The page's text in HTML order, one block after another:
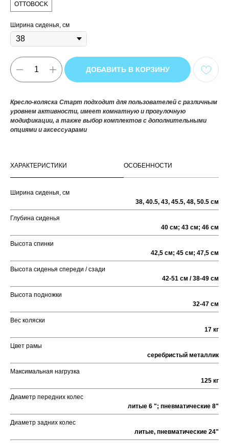
OTTOBOCK
Ширина сиденья, см
ДОБАВИТЬ В КОРЗИНУ
Кресло-коляска Старт подходит для пользователей с различным
уровнем активности, имеет комнатную и прогулочную
модификации, а также выбор комплектов с дополнительными
опциями и аксессуарами
ХАРАКТЕРИСТИКИ ОСОБЕННОСТИ
Ширина сиденья, см
38, 40.5, 43, 45.5, 48, 50.5 см
Глубина сиденья
40 см; 43 см; 46 см
Высота спинки
42,5 см; 45 см; 47,5 см
Высота сиденья спереди / сзади
42-51 см / 38-49 см
Высота подножки
32-47 см
Вес коляски
17 кг
Цвет рамы
серебристый металлик
Максимальная нагрузка
125 кг
Диаметр передних колес
литые 6 "; пневматические 8"
Диаметр задних колес
литые, пневматические 24"